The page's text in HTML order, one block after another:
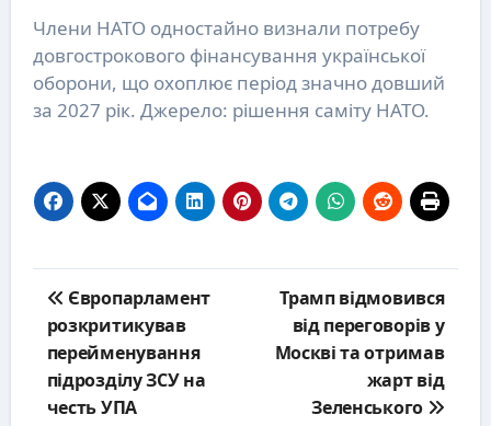
Члени НАТО одностайно визнали потребу
довгострокового фінансування української
оборони, що охоплює період значно довший
за 2027 рік. Джерело: рішення саміту НАТО.
navigation
Європарламент
розкритикував
перейменування
підрозділу ЗСУ на
честь УПА
Трамп відмовився
від переговорів у
Москві та отримав
жарт від
Зеленського